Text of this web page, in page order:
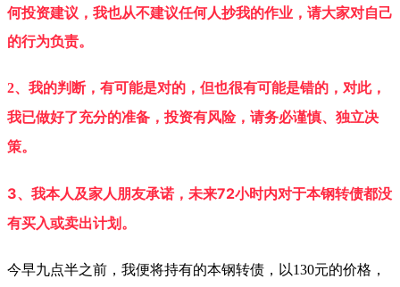
何投资建议，我也从不建议任何人抄我的作业，请大家对自己
的行为负责。
2、我的判断，有可能是对的，但也很有可能是错的，对此，
我已做好了充分的准备， 投资有风险，请务必谨慎、独立决
策。
3、我本人及家人朋友承诺，未来72小时内对于本钢转债都没
有买入或卖出计划。
今早九点半之前，我便将持有的本钢转债，以130元的价格，